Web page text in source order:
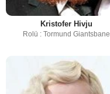
Kristofer Hivju
Rolü : Tormund Giantsbane